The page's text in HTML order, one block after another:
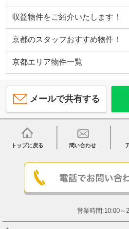
収益物件をご紹介いたします！
京都のスタッフおすすめ物件！
京都エリア物件一覧
メールで共有する
トップに戻る 問い合わせ
営業時間:10:00～